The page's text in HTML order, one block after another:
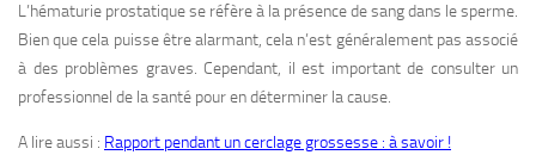
L’hématurie prostatique se réfère à la présence de sang dans le sperme.
Bien que cela puisse être alarmant, cela n’est généralement pas associé
à des problèmes graves. Cependant, il est important de consulter un
professionnel de la santé pour en déterminer la cause.
A lire aussi : Rapport pendant un cerclage grossesse : à savoir !